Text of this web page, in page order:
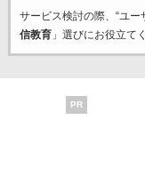
サービス検討の際、“ユー
信教育」選びにお役立て
PR